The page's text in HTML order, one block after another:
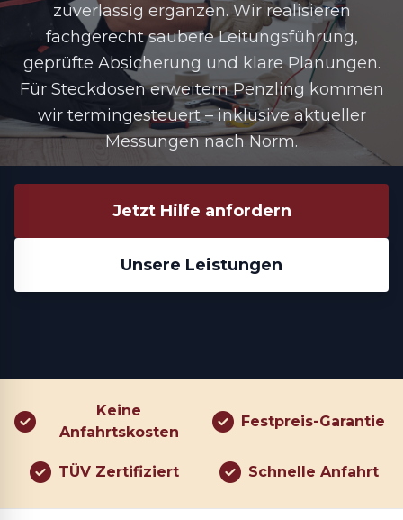
zuverlässig ergänzen. Wir realisieren
fachgerecht saubere Leitungsführung,
geprüfte Absicherung und klare Planungen.
Für Steckdosen erweitern Penzling kommen
wir termingesteuert – inklusive aktueller
Messungen nach Norm.
Jetzt Hilfe anfordern
Unsere Leistungen
Keine
Anfahrtskosten
Festpreis-Garantie
TÜV Zertifiziert Schnelle Anfahrt